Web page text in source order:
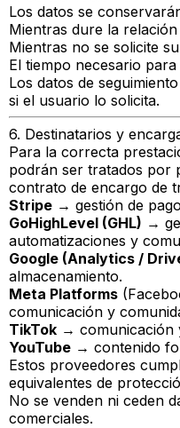
Los datos se
Mientras dure la
Mientras no se solicite
El tiempo necesario
Los datos de
si el usuario lo solicita.
6. Destinatarios y
Para la correcta
podrán ser tratados por
contrato de encargo de
Stripe → gestión de
GoHighLevel (GHL) →
automatizaciones y
Google (Analytics /
almacenamiento.
Meta Platforms
comunicación y
TikTok → comunicación
YouTube → contenido
Estos proveedores
equivalentes de
No se venden ni ceden
comerciales.